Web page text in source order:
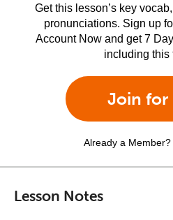
Get this lesson’s key
pronunciations. Sign up
Account Now and get 7
including this
Join for
Already a Member?
Lesson Notes